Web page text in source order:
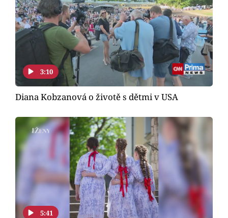
3:10
Diana Kobzanová o životě s dětmi v USA
5:41